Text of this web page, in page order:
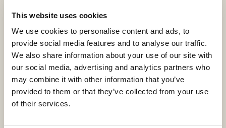
This website uses cookies
We use cookies to personalise content and ads, to
provide social media features and to analyse our traffic.
We also share information about your use of our site with
our social media, advertising and analytics partners who
may combine it with other information that you’ve
provided to them or that they’ve collected from your use
of their services.
ikke kun er historisk præcis, men også
pædagogisk nytænkende og relevant, så
eleverne får en reflekteret og meningsfuld
læringsoplevelse.
Projektet har fået støtte af Slots- og
Kulturstyrelsen